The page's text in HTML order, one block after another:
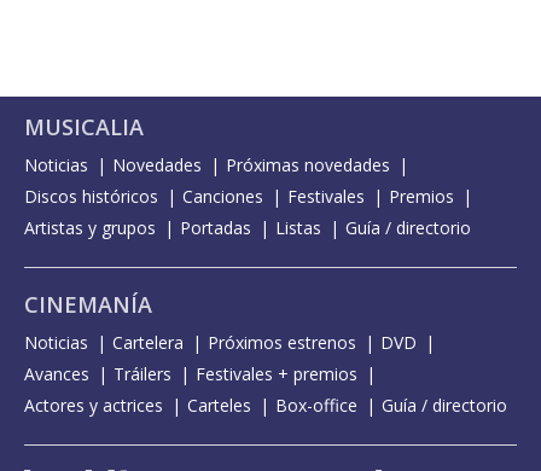
MUSICALIA
Noticias Novedades
Próximas novedades
Discos históricos
Canciones Festivales
Premios
Artistas y grupos
Portadas Listas Guía / directorio
CINEMANÍA
Noticias Cartelera Próximos estrenos
DVD
Avances
Tráilers
Festivales + premios
Actores y actrices
Carteles Box-office Guía / directorio